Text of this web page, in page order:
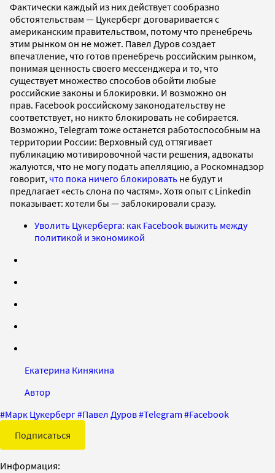
Фактически каждый из них действует сообразно
обстоятельствам — Цукерберг договаривается с
американским правительством, потому что пренебречь
этим рынком он не может. Павел Дуров создает
впечатление, что готов пренебречь российским рынком,
понимая ценность своего мессенджера и то, что
существует множество способов обойти любые
российские законы и блокировки. И возможно он
прав. Facebook российскому законодательству не
соответствует, но никто блокировать не собирается.
Возможно, Telegram тоже останется работоспособным на
территории России: Верховный суд оттягивает
публикацию мотивировочной части решения, адвокаты
жалуются, что не могу подать апелляцию, а Роскомнадзор
говорит, что пока ничего блокировать не будут и
предлагает «есть слона по частям». Хотя опыт с Linkedin
показывает: хотели бы — заблокировали сразу.
Уволить Цукерберга: как Facebook выжить между
политикой и экономикой
Екатерина Кинякина
Автор
#Марк Цукерберг#Павел Дуров#Telegram #Facebook
Подписаться
Информация: